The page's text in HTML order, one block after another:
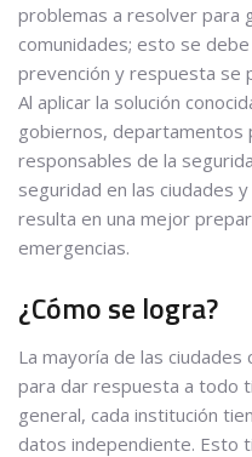
problemas a resolver para
comunidades; esto se
prevención y respuesta se
Al aplicar la solución
gobiernos, departamentos
responsables de la
seguridad en las ciudades
resulta en una mejor
emergencias.
¿Cómo se logra?
La mayoría de las
para dar respuesta a todo
general, cada institución
datos independiente. Esto